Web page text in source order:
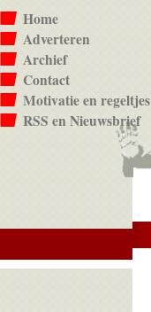
Home
Adverteren
Archief
Contact
Motivatie en regeltjes
RSS en Nieuwsbrief